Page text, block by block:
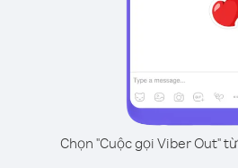
Chọn "Cuộc gọi Viber Out"